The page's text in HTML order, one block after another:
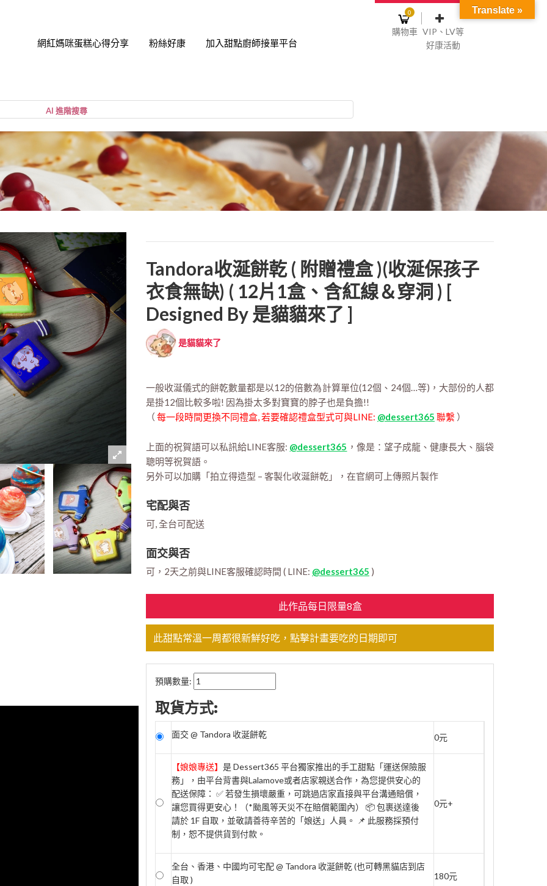
網紅媽咪蛋糕心得分享 粉絲好康 加入甜點廚師接單平台
0
購物車 VIP、LV等
好康活動
小計:NT$0
密碼
記住我
Tandora收涎餅乾 ( 附贈禮盒 )(收涎保孩子
衣食無缺) ( 12片1盒、含紅線＆穿洞 ) [
Designed By 是貓貓來了 ]
是貓貓來了
一般收涎儀式的餅乾數量都是以12的倍數為計算單位(12個、24個…等)，大部份的人都
是掛12個比較多啦! 因為掛太多對寶寶的脖子也是負擔!!
（ 每一段時間更換不同禮盒, 若要確認禮盒型式可與LINE: @dessert365 聯繫 ）
上面的祝賀語可以私訊給LINE客服: @dessert365 ，像是：望子成龍、健康長大、腦袋
聰明等祝賀語。
另外可以加購「拍立得造型 – 客製化收涎餅乾」，在官網可上傳照片製作
宅配與否
可, 全台可配送
面交與否
可，2天之前與LINE客服確認時間 ( LINE: @dessert365 )
此作品每日限量8盒
此甜點常溫一周都很新鮮好吃，點擊計畫要吃的日期即可
預購數量:
取貨方式:
面交 @ Tandora 收涎餅乾 0元
【娘娘專送】 是 Dessert365 平台獨家推出的手工甜點「運送保險服
務」，由平台背書與Lalamove或者店家親送合作，為您提供安心的
配送保障： ✅ 若發生損壞嚴重，可跳過店家直接與平台溝通賠償，
讓您買得更安心！（*颱風等天災不在賠償範圍內） 📦 包裹送達後
請於 1F 自取，並敬請善待辛苦的「娘送」人員。 📌 此服務採預付
制，恕不提供貨到付款。
0元+
全台、香港、中國均可宅配 @ Tandora 收涎餅乾 (也可轉黑貓店到店
自取 )
180元
Translate »